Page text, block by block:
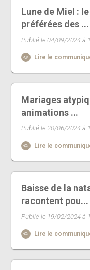
Lune de Miel :
préférées des ...
Publié le 04/09/2024 à
Lire le
Mariages
animations ...
Publié le 20/06/2024 à
Lire le
Baisse de la
racontent pou...
Publié le 19/02/2024 à
Lire le